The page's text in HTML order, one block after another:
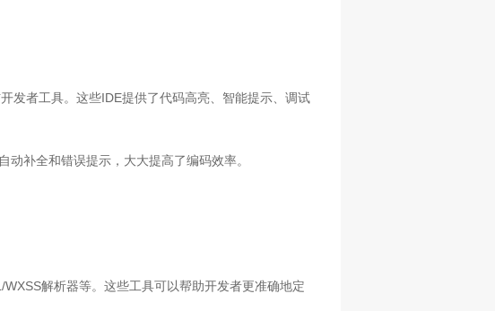
发者工具。这些IDE提供了代码高亮、智能提示、调试
补全和错误提示，大大提高了编码效率。
解析器等。这些工具可以帮助开发者更准确地定